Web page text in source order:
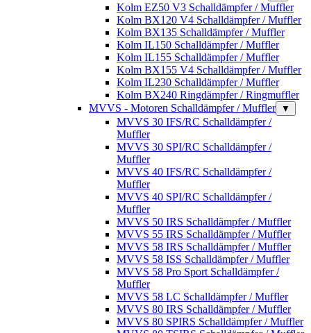
Kolm EZ50 V3 Schalldämpfer / Muffler
Kolm BX120 V4 Schalldämpfer / Muffler
Kolm BX135 Schalldämpfer / Muffler
Kolm IL150 Schalldämpfer / Muffler
Kolm IL155 Schalldämpfer / Muffler
Kolm BX155 V4 Schalldämpfer / Muffler
Kolm IL230 Schalldämpfer / Muffler
Kolm BX240 Ringdämpfer / Ringmuffler
MVVS - Motoren Schalldämpfer / Muffler
▼
MVVS 30 IFS/RC Schalldämpfer /
Muffler
MVVS 30 SPI/RC Schalldämpfer /
Muffler
MVVS 40 IFS/RC Schalldämpfer /
Muffler
MVVS 40 SPI/RC Schalldämpfer /
Muffler
MVVS 50 IRS Schalldämpfer / Muffler
MVVS 55 IRS Schalldämpfer / Muffler
MVVS 58 IRS Schalldämpfer / Muffler
MVVS 58 ISS Schalldämpfer / Muffler
MVVS 58 Pro Sport Schalldämpfer /
Muffler
MVVS 58 LC Schalldämpfer / Muffler
MVVS 80 IRS Schalldämpfer / Muffler
MVVS 80 SPIRS Schalldämpfer / Muffler